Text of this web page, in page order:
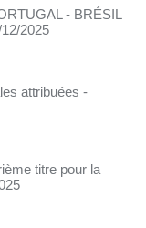
- BRÉSIL
2025
attribuées -
titre pour la